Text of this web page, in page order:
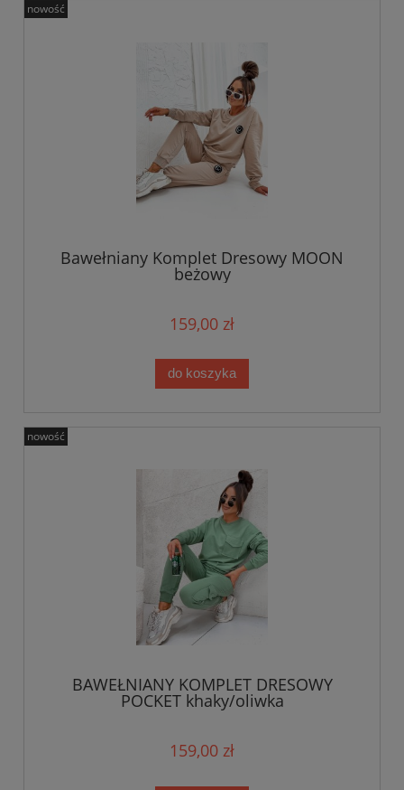
Bawełniany Komplet Dresowy MOON
beżowy
159,00 zł
do koszyka
nowość
BAWEŁNIANY KOMPLET DRESOWY
POCKET khaky/oliwka
159,00 zł
nowość